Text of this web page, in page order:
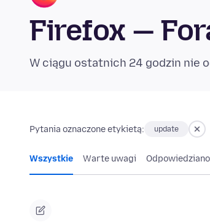
Firefox —
W ciągu ostatnich 24 godzin nie
Pytania oznaczone etykietą: update
Wszystkie Warte uwagi Odpowiedziano